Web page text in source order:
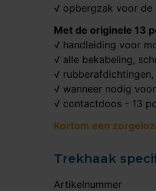
√ opbergzak voor de
Met de originele 13
√ handleiding voor
√ alle bekabeling,
√
√ wanneer nodig
√ contactdoos - 13
Kortom een
Trekhaak
Artikelnummer